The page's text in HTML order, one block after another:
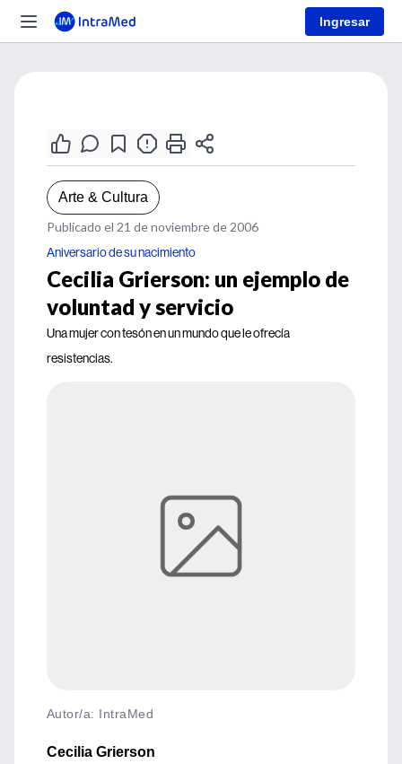
Ingresar
Arte & Cultura
Publicado el 21 de noviembre de 2006
Aniversario de su nacimiento
Cecilia Grierson: un ejemplo de
voluntad y servicio
Una mujer con tesón en un mundo que le ofrecía
resistencias.
Autor/a: IntraMed
Cecilia Grierson